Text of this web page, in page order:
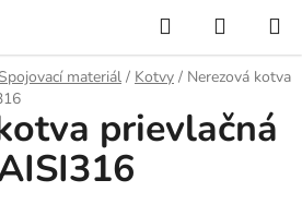
Hľadať
KOŠÍK
Spojovací materiál / Kotvy / Nerezová kotva
prievlačná